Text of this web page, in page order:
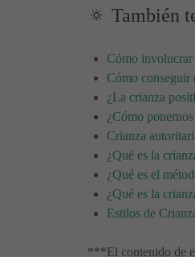
🔅 También
Cómo involucrar
Cómo conseguir
¿La crianza
¿Cómo
Crianza
¿Qué es la
¿Qué es el
¿Qué es la
Estilos de
***El contenido de